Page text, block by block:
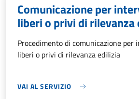
Comunicazione per
liberi o privi di rilevanza
Procedimento di comunicazione
liberi o privi di rilevanza edilizia
VAI AL SERVIZIO